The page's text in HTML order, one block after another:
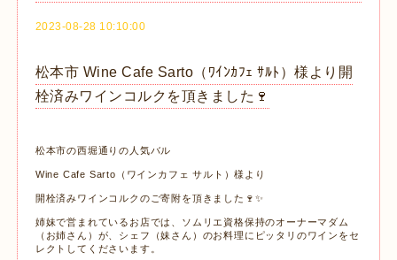
2023-08-28 10:10:00
松本市 Wine Cafe Sarto（ﾜｲﾝｶﾌｪ ｻﾙﾄ）様より開
栓済みワインコルクを頂きました🍷
松本市の西堀通りの人気バル
Wine Cafe Sarto（ワインカフェ サルト）様より
開栓済みワインコルクのご寄附を頂きました🍷✨
姉妹で営まれているお店では、ソムリエ資格保持のオーナーマダム
（お姉さん）が、シェフ（妹さん）のお料理にピッタリのワインをセ
レクトしてくださいます。